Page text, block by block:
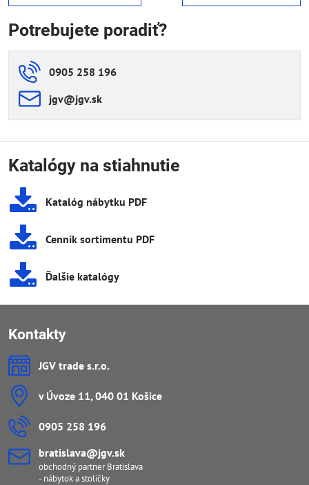
Potrebujete poradiť?
0905 258 196
jgv​@jgv​.sk
Katalógy na stiahnutie
Katalóg nábytku PDF
Cenník sortimentu PDF
Ďalšie katalógy
Kontakty
JGV trade s​.r​.o​.
v Úvoze 11, 040 01 Košice
0905 258 196
bratislava​@jgv​.sk
obchodný partner Bratislava
- nábytok a stoličky